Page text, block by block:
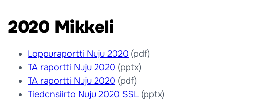
2020 Mikkeli
Loppuraportti Nuju 2020 (pdf)
TA raportti Nuju 2020 (pptx)
TA raportti Nuju 2020 (pdf)
Tiedonsiirto Nuju 2020 SSL (pptx)